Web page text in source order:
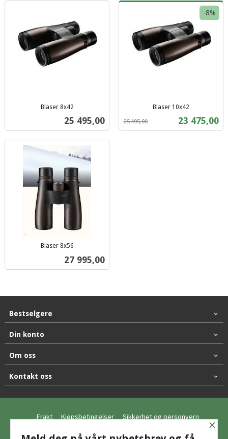
Blaser 8x42
Pris
25 495,00
Blaser 10x42
Tilbud
23 475,00
25 495,00
-8%
mva.
Blaser 8x56
Pris
27 995,00
Bestselgere
Din konto
Om oss
Kontakt oss
Frakt Kjøpsbetingelser Sikkerhet og personvern
Nyhetsbrev
×